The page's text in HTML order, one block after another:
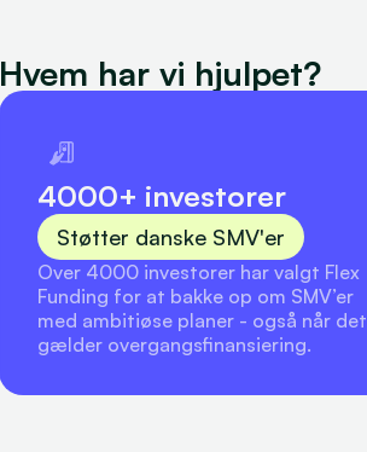
Hvem har vi hjulpet?
Støtter danske SMV'er
4000+ investorer
Over 4000 investorer har valgt Flex
Funding for at bakke op om SMV’er
med ambitiøse planer - også når det
gælder overgangsfinansiering.